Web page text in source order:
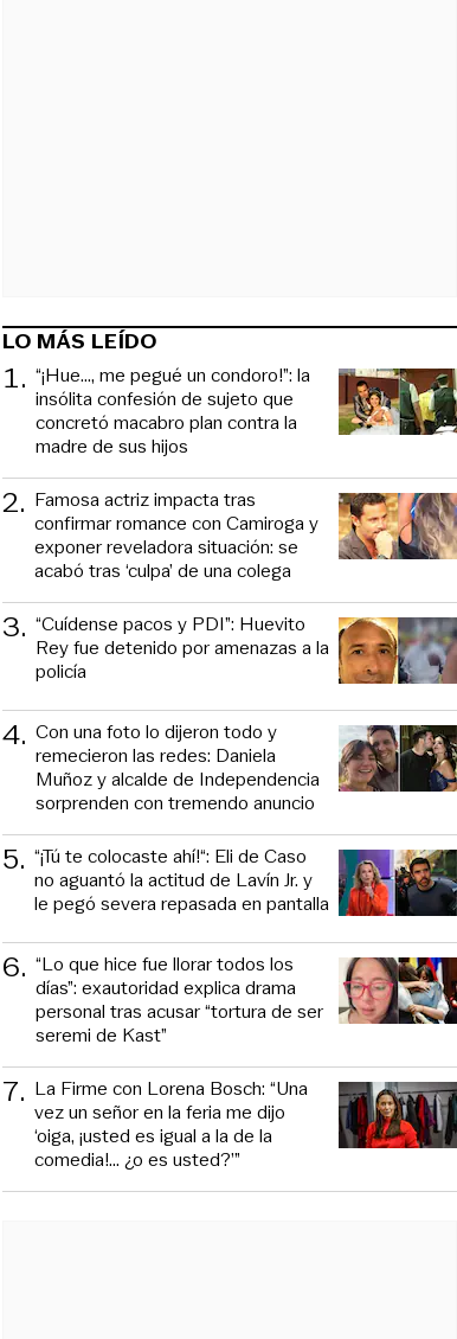
LO MÁS LEÍDO
1. “¡Hue..., me pegué un condoro!”: la
insólita confesión de sujeto que
concretó macabro plan contra la
madre de sus hijos
2. Famosa actriz impacta tras
confirmar romance con Camiroga y
exponer reveladora situación: se
acabó tras ‘culpa’ de una colega
3. “Cuídense pacos y PDI”: Huevito
Rey fue detenido por amenazas a la
policía
4. Con una foto lo dijeron todo y
remecieron las redes: Daniela
Muñoz y alcalde de Independencia
sorprenden con tremendo anuncio
5. “¡Tú te colocaste ahí!“: Eli de Caso
no aguantó la actitud de Lavín Jr. y
le pegó severa repasada en pantalla
6. “Lo que hice fue llorar todos los
días”: exautoridad explica drama
personal tras acusar “tortura de ser
seremi de Kast”
7. La Firme con Lorena Bosch: “Una
vez un señor en la feria me dijo
‘oiga, ¡usted es igual a la de la
comedia!... ¿o es usted?’”